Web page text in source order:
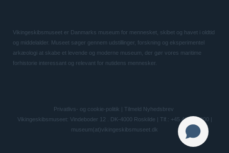
Vikingeskibsmuseet er Danmarks museum for mennesket, skibet og havet i oldtid
og middelalder. Museet søger gennem udstillinger, forskning og eksperimentel
arkæologi at skabe et levende og moderne museum, der gør vores maritime
forhistorie interessant og relevant for nutidens mennesker.
Privatlivs- og cookie-politik | Tilmeld Nyhedsbrev
Vikingeskibsmuseet: Vindeboder 12 . DK-4000 Roskilde | Tlf.: +45 46 300 200 |
museum(at)vikingeskibsmuseet.dk